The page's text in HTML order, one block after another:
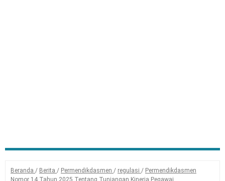
Beranda / Berita / Permendikdasmen / regulasi / Permendikdasmen
Nomor 14 Tahun 2025 Tentang Tunjangan Kinerja Pegawai